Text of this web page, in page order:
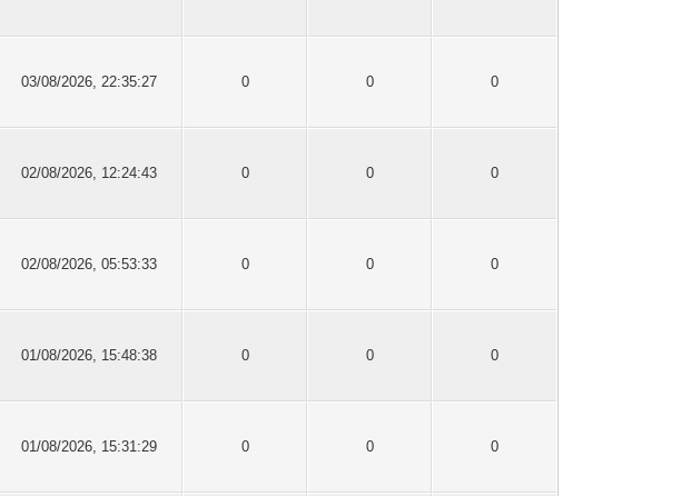
03/08/2026, 22:35:27 0 0 0
02/08/2026, 12:24:43 0 0 0
02/08/2026, 05:53:33 0 0 0
01/08/2026, 15:48:38 0 0 0
01/08/2026, 15:31:29 0 0 0